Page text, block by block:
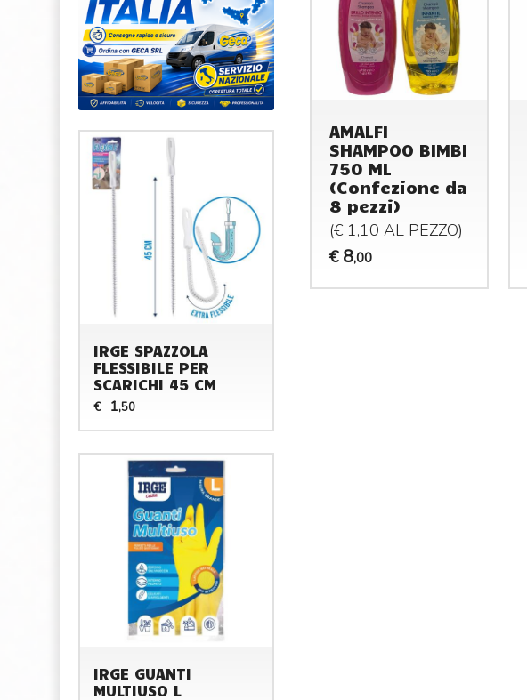
AMALFI
SHAMPOO BIMBI
750 ML
(Confezione da
8 pezzi)
(€ 1,10 AL PEZZO)
€ 8,00
IRGE SPAZZOLA
FLESSIBILE PER
SCARICHI 45 CM
€ 1,50
IRGE GUANTI
MULTIUSO L